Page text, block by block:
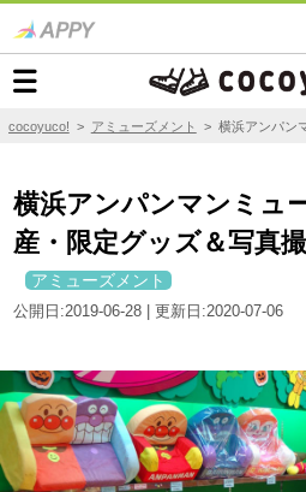
cocoyuco! > アミューズメント > 横浜アンパン
横浜アンパンマンミュ
産・限定グッズ＆写真
アミューズメント
公開日:2019-06-28 | 更新日:2020-07-06